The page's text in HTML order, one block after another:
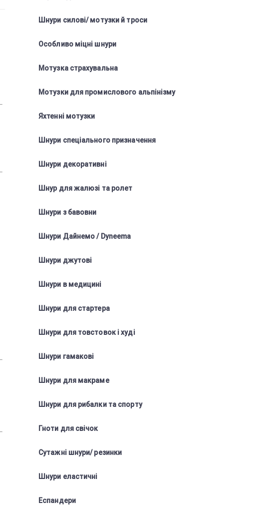
Шнури силові/ мотузки й троси
Особливо міцні шнури
Мотузка страхувальна
Мотузки для промислового альпінізму
Яхтенні мотузки
Шнури спеціального призначення
Шнури декоративні
Шнур для жалюзі та ролет
Шнури з бавовни
Шнури Дайнемо / Dyneema
Шнури джутові
Шнури в медицині
Шнури для стартера
Шнури для товстовок і худі
Шнури гамакові
Шнури для макраме
Шнури для рибалки та спорту
Гноти для свічок
Сутажні шнури/ резинки
Шнури еластичні
Еспандери